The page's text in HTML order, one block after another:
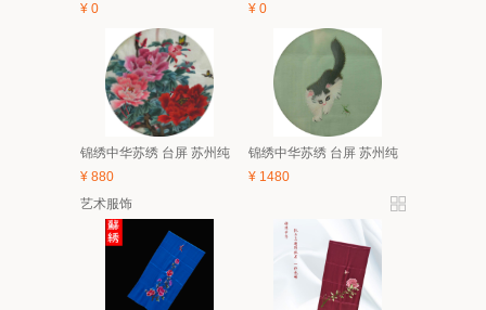
活动开始啦！
¥ 0
营简介
¥ 0
锦绣中华苏绣 台屏 苏州纯
装饰画 礼品
¥ 880
锦绣中华苏绣 台屏 苏州纯
装饰画 礼品
¥ 1480
艺术服饰